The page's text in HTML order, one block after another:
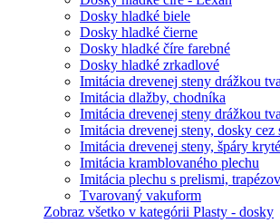
Dosky hladké biele
Dosky hladké čierne
Dosky hladké číre farebné
Dosky hladké zrkadlové
Imitácia drevenej steny drážkou
Imitácia dlažby, chodníka
Imitácia drevenej steny drážkou
Imitácia drevenej steny, dosky cez
Imitácia drevenej steny, špáry
Imitácia kramblovaného plechu
Imitácia plechu s prelismi,
Tvarovaný vakuform
Zobraz všetko v kategórii Plasty - dosky